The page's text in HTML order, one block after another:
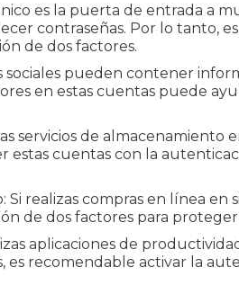
es la puerta de entrada a
contraseñas. Por lo tanto,
de dos factores.
sociales pueden contener
en estas cuentas puede
servicios de almacenamiento
cuentas con la
realizas compras en línea en
de dos factores para
aplicaciones de
es recomendable activar la